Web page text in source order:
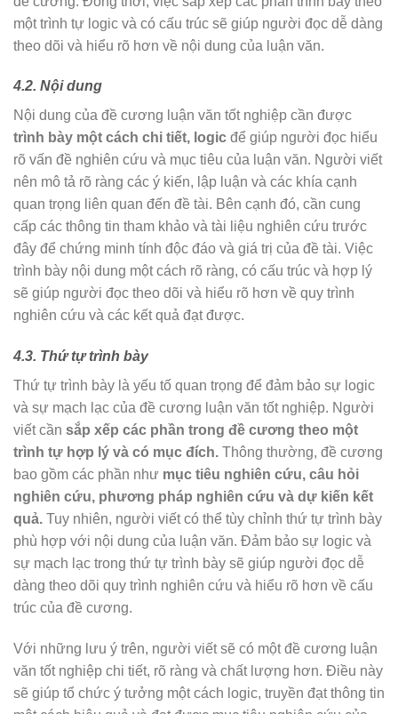
một trình tự logic và có cấu trúc sẽ giúp người đọc dễ dàng
theo dõi và hiểu rõ hơn về nội dung của luận văn.
4.2. Nội dung
Nội dung của đề cương luận văn tốt nghiệp cần được
trình bày một cách chi tiết, logic để giúp người đọc hiểu
rõ vấn đề nghiên cứu và mục tiêu của luận văn. Người viết
nên mô tả rõ ràng các ý kiến, lập luận và các khía cạnh
quan trọng liên quan đến đề tài. Bên cạnh đó, cần cung
cấp các thông tin tham khảo và tài liệu nghiên cứu trước
đây để chứng minh tính độc đáo và giá trị của đề tài. Việc
trình bày nội dung một cách rõ ràng, có cấu trúc và hợp lý
sẽ giúp người đọc theo dõi và hiểu rõ hơn về quy trình
nghiên cứu và các kết quả đạt được.
4.3. Thứ tự trình bày
Thứ tự trình bày là yếu tố quan trọng để đảm bảo sự logic
và sự mạch lạc của đề cương luận văn tốt nghiệp. Người
viết cần sắp xếp các phần trong đề cương theo một
trình tự hợp lý và có mục đích. Thông thường, đề cương
bao gồm các phần như mục tiêu nghiên cứu, câu hỏi
nghiên cứu, phương pháp nghiên cứu và dự kiến kết
quả. Tuy nhiên, người viết có thể tùy chỉnh thứ tự trình bày
phù hợp với nội dung của luận văn. Đảm bảo sự logic và
sự mạch lạc trong thứ tự trình bày sẽ giúp người đọc dễ
dàng theo dõi quy trình nghiên cứu và hiểu rõ hơn về cấu
trúc của đề cương.
Với những lưu ý trên, người viết sẽ có một đề cương luận
văn tốt nghiệp chi tiết, rõ ràng và chất lượng hơn. Điều này
sẽ giúp tổ chức ý tưởng một cách logic, truyền đạt thông tin